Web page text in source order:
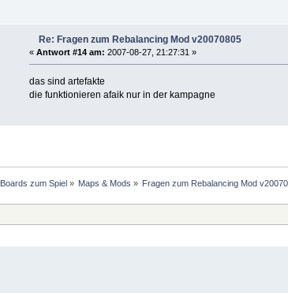
Re: Fragen zum Rebalancing Mod v20070805
« Antwort #14 am: 2007-08-27, 21:27:31 »
das sind artefakte
die funktionieren afaik nur in der kampagne
Boards zum Spiel» Maps & Mods » Fragen zum Rebalancing Mod